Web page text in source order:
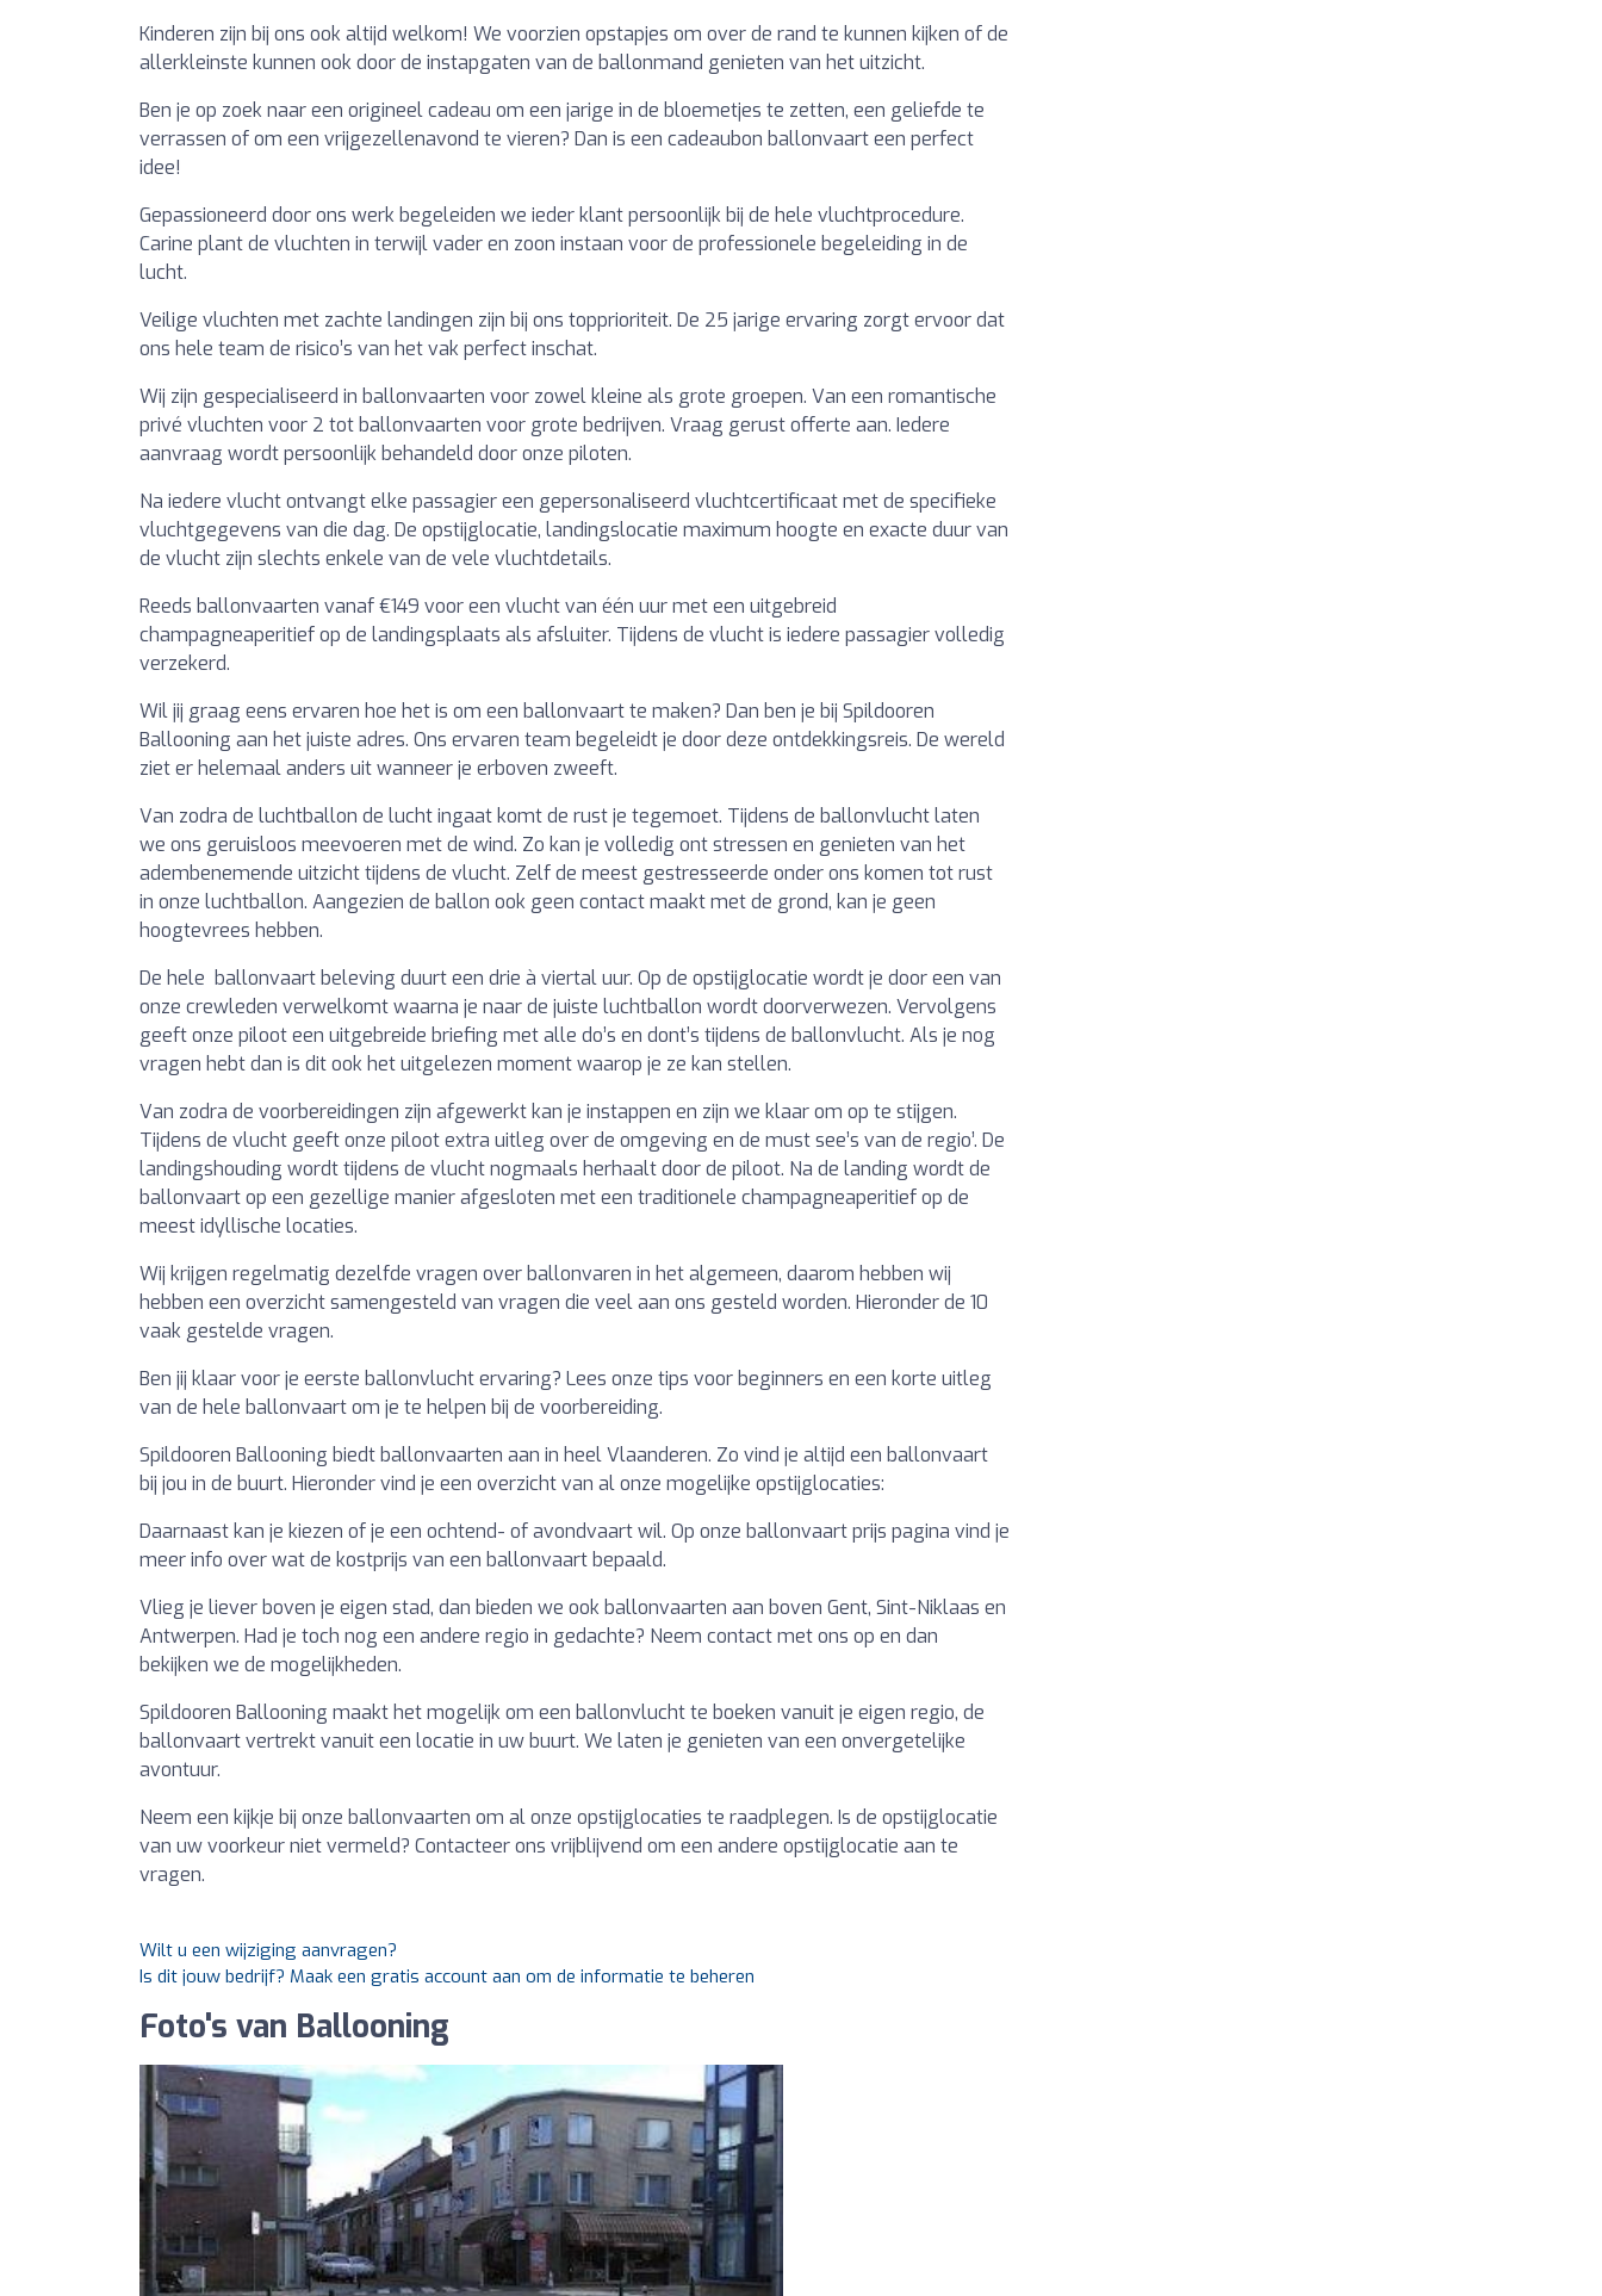
Kinderen zijn bij ons ook altijd welkom! We voorzien opstapjes om over de rand te kunnen kijken of de
allerkleinste kunnen ook door de instapgaten van de ballonmand genieten van het uitzicht.
Ben je op zoek naar een origineel cadeau om een jarige in de bloemetjes te zetten, een geliefde te
verrassen of om een vrijgezellenavond te vieren? Dan is een cadeaubon ballonvaart een perfect
idee!
Gepassioneerd door ons werk begeleiden we ieder klant persoonlijk bij de hele vluchtprocedure.
Carine plant de vluchten in terwijl vader en zoon instaan voor de professionele begeleiding in de
lucht.
Veilige vluchten met zachte landingen zijn bij ons topprioriteit. De 25 jarige ervaring zorgt ervoor dat
ons hele team de risico’s van het vak perfect inschat.
Wij zijn gespecialiseerd in ballonvaarten voor zowel kleine als grote groepen. Van een romantische
privé vluchten voor 2 tot ballonvaarten voor grote bedrijven. Vraag gerust offerte aan. Iedere
aanvraag wordt persoonlijk behandeld door onze piloten.
Na iedere vlucht ontvangt elke passagier een gepersonaliseerd vluchtcertificaat met de specifieke
vluchtgegevens van die dag. De opstijglocatie, landingslocatie maximum hoogte en exacte duur van
de vlucht zijn slechts enkele van de vele vluchtdetails.
Reeds ballonvaarten vanaf €149 voor een vlucht van één uur met een uitgebreid
champagneaperitief op de landingsplaats als afsluiter. Tijdens de vlucht is iedere passagier volledig
verzekerd.
Wil jij graag eens ervaren hoe het is om een ballonvaart te maken? Dan ben je bij Spildooren
Ballooning aan het juiste adres. Ons ervaren team begeleidt je door deze ontdekkingsreis. De wereld
ziet er helemaal anders uit wanneer je erboven zweeft.
Van zodra de luchtballon de lucht ingaat komt de rust je tegemoet. Tijdens de ballonvlucht laten
we ons geruisloos meevoeren met de wind. Zo kan je volledig ont stressen en genieten van het
adembenemende uitzicht tijdens de vlucht. Zelf de meest gestresseerde onder ons komen tot rust
in onze luchtballon. Aangezien de ballon ook geen contact maakt met de grond, kan je geen
hoogtevrees hebben.
De hele ballonvaart beleving duurt een drie à viertal uur. Op de opstijglocatie wordt je door een van
onze crewleden verwelkomt waarna je naar de juiste luchtballon wordt doorverwezen. Vervolgens
geeft onze piloot een uitgebreide briefing met alle do’s en dont’s tijdens de ballonvlucht. Als je nog
vragen hebt dan is dit ook het uitgelezen moment waarop je ze kan stellen.
Van zodra de voorbereidingen zijn afgewerkt kan je instappen en zijn we klaar om op te stijgen.
Tijdens de vlucht geeft onze piloot extra uitleg over de omgeving en de must see’s van de regio’. De
landingshouding wordt tijdens de vlucht nogmaals herhaalt door de piloot. Na de landing wordt de
ballonvaart op een gezellige manier afgesloten met een traditionele champagneaperitief op de
meest idyllische locaties.
Wij krijgen regelmatig dezelfde vragen over ballonvaren in het algemeen, daarom hebben wij
hebben een overzicht samengesteld van vragen die veel aan ons gesteld worden. Hieronder de 10
vaak gestelde vragen.
Ben jij klaar voor je eerste ballonvlucht ervaring? Lees onze tips voor beginners en een korte uitleg
van de hele ballonvaart om je te helpen bij de voorbereiding.
Spildooren Ballooning biedt ballonvaarten aan in heel Vlaanderen. Zo vind je altijd een ballonvaart
bij jou in de buurt. Hieronder vind je een overzicht van al onze mogelijke opstijglocaties:
Daarnaast kan je kiezen of je een ochtend- of avondvaart wil. Op onze ballonvaart prijs pagina vind je
meer info over wat de kostprijs van een ballonvaart bepaald.
Vlieg je liever boven je eigen stad, dan bieden we ook ballonvaarten aan boven Gent, Sint-Niklaas en
Antwerpen. Had je toch nog een andere regio in gedachte? Neem contact met ons op en dan
bekijken we de mogelijkheden.
Spildooren Ballooning maakt het mogelijk om een ballonvlucht te boeken vanuit je eigen regio, de
ballonvaart vertrekt vanuit een locatie in uw buurt. We laten je genieten van een onvergetelijke
avontuur.
Neem een kijkje bij onze ballonvaarten om al onze opstijglocaties te raadplegen. Is de opstijglocatie
van uw voorkeur niet vermeld? Contacteer ons vrijblijvend om een andere opstijglocatie aan te
vragen.
Wilt u een wijziging aanvragen?
Is dit jouw bedrijf? Maak een gratis account aan om de informatie te beheren
Foto's van Ballooning